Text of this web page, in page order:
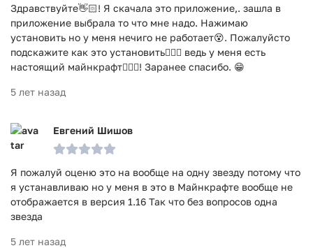
Здравствуйте👋🏻! Я скачала это приложение,. зашла в
приложение выбрала то что мне надо. Нажимаю
установить но у меня нечиго не работает😵. Пожалуйсто
подскажите как это установить🤷🏻‍♀️ ведь у меня есть
настоящий майнкрафт💁🏻‍♀️! Заранее спасибо. 😁
5 лет назад
Евгений Шишов
Я пожалуй оценю это на вообще на одну звезду потому что
я устанавливаю но у меня в это в Майнкрафте вообще не
отображается в версия 1.16 Так что без вопросов одна
звезда
5 лет назад